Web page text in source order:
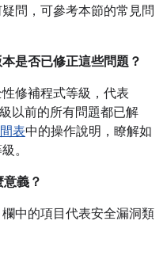
問，可參考本節的常見問
是否已修正這些問題？
修補程式等級，代表
以前的所有問題都已解
表中的操作說明，瞭解如
。
義？
欄中的項目代表安全漏洞類